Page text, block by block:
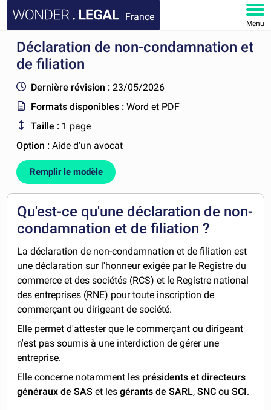
France
Menu
ACCUEIL
FAQ
MON COMPTE
Déclaration de non-condamnation et
de filiation
Dernière révision : 23/05/2026
Formats disponibles :Word et PDF
Taille : 1 page
Option :Aide d'un avocat
Remplir le modèle
Qu'est-ce qu'une déclaration de non-
condamnation et de filiation ?
La déclaration de non-condamnation et de filiation est
une déclaration sur l'honneur exigée par le Registre du
commerce et des sociétés (RCS) et le Registre national
des entreprises (RNE) pour toute inscription de
commerçant ou dirigeant de société.
Elle permet d'attester que le commerçant ou dirigeant
n'est pas soumis à une interdiction de gérer une
entreprise.
Elle concerne notamment les présidents et directeurs
généraux de SASet lesgérants de SARL,SNCouSCI.